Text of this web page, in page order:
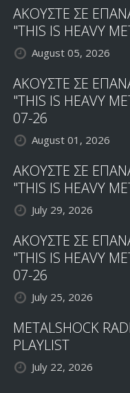
ΑΚΟΥΣΤΕ ΣΕ
"THIS IS HEAVY
August 05, 2026
ΑΚΟΥΣΤΕ ΣΕ
"THIS IS HEAVY
07-26
August 01, 2026
ΑΚΟΥΣΤΕ ΣΕ
"THIS IS HEAVY
July 29, 2026
ΑΚΟΥΣΤΕ ΣΕ
"THIS IS HEAVY
07-26
July 25, 2026
METALSHOCK
PLAYLIST
July 22, 2026